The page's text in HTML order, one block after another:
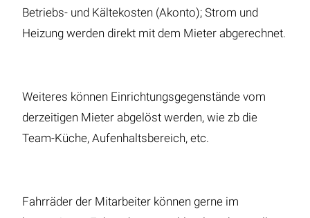
Betriebs- und Kältekosten (Akonto); Strom und
Heizung werden direkt mit dem Mieter abgerechnet.
Weiteres können Einrichtungsgegenstände vom
derzeitigen Mieter abgelöst werden, wie zb die
Team-Küche, Aufenhaltsbereich, etc.
Fahrräder der Mitarbeiter können gerne im